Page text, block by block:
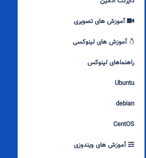
آموزش های تصویری
آموزش های لینوکسی
راهنماهای لینوکس
Ubuntu
debian
CentOS
آموزش های ویندوزی